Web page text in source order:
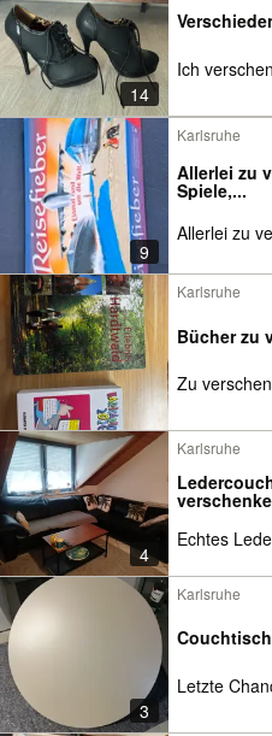
14
Ich
9
Karlsruhe
Allerlei zu
Spiele,...
Allerlei zu
Karlsruhe
Bücher zu
Zu
4
Karlsruhe
Echtes
3
Karlsruhe
Letzte